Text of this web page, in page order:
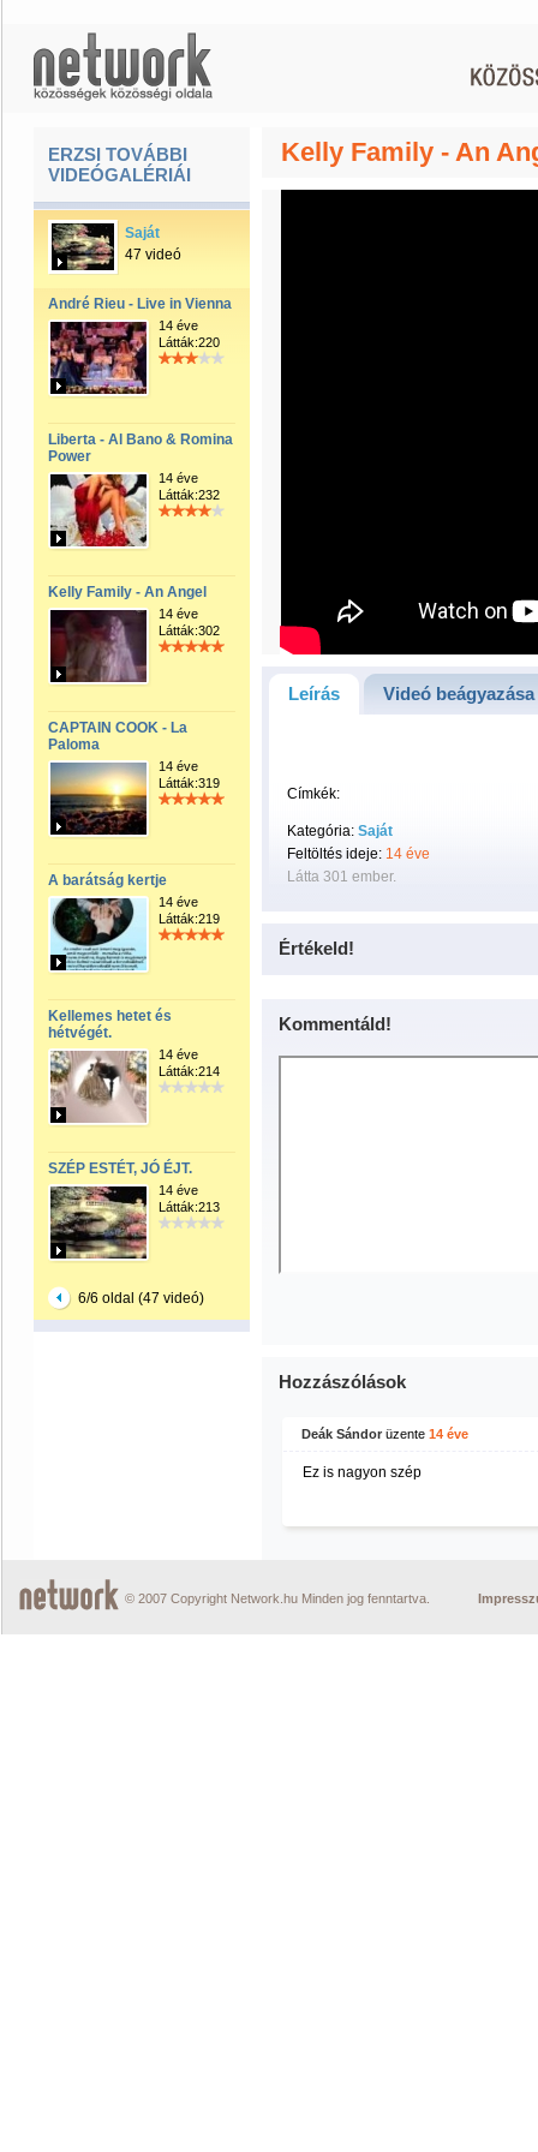
ERZSI TOVÁBBI
VIDEÓGALÉRIÁI
Saját
47 videó
André Rieu - Live in Vienna
14 éve
Látták:220
Liberta - Al Bano & Romina
Power
14 éve
Látták:232
Kelly Family - An Angel
14 éve
Látták:302
CAPTAIN COOK - La
Paloma
14 éve
Látták:319
A barátság kertje
14 éve
Látták:219
Kellemes hetet és
hétvégét.
14 éve
Látták:214
SZÉP ESTÉT, JÓ ÉJT.
14 éve
Látták:213
6/6 oldal (47 videó)
Kelly Family - An
Leírás Videó beágyazása
Címkék:
Kategória: Saját
Feltöltés ideje: 14 éve
Látta 301 ember.
Értékeld!
Kommentáld!
Hozzászólások
Deák Sándor üzente 14 éve
Ez is nagyon szép
© 2007 Copyright Network.hu Minden jog fenntartva.